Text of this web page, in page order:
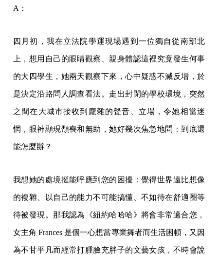
A：
四月初，我在立法院學運現場遇到一位獨自從南部北
上，想用自己的眼睛觀察、親身體認這裡究竟發生何事
的大四學生，她兩天觀察下來，心中疑惑不減反增，於
是決定沿路問人調查看法。走出封閉的學校環境，突然
之間在大城市接收到龐雜的聲音、立場，令她相當迷
惘，眼神顯現頹喪和無助，她好幾次焦急地問：到底還
能怎麼辦？
我想她的處境挺能呼應到您的困擾：覺得世界遠比想像
的複雜、以自己的能力不可能搞懂、不如待在舒適圈等
待被發現。那我認為《紐約哈哈哈》將會非常適合您，
女主角 Frances 是個一心想當專業舞者而生活困頓，又因
為不甘平凡而經常打腫臉充胖子的文藝女孩，不時會說